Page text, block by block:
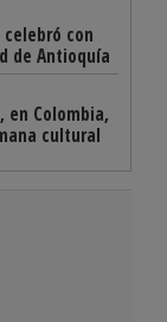
con
de Antioquía
en Colombia,
cultural